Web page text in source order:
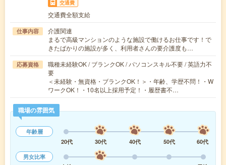
交通費
交通費全額支給
仕事内容
介護関連
まるで高級マンションのような施設で働けるお仕事です！で
きたばかりの施設が多く、利用者さんの要介護度も…
応募資格
職種未経験OK / ブランクOK / パソコンスキル不要 / 英語力不
要
＜未経験・無資格・ブランクOK！＞・年齢、学歴不問！・W
ワークOK！・10名以上採用予定！・履歴書不…
職場の雰囲気
年齢層
20代
30代 40代 50代
60代
男女比率